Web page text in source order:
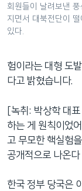
회원들이 날려보낸 풍
지면서 대북전단이 떨
있다.
험이라는 대형 도
다고 밝혔습니다.
[녹취: 박상학 대
하는 게 원칙이었
고 무모한 핵실험
공개적으로 나온다
한국 정부 당국은